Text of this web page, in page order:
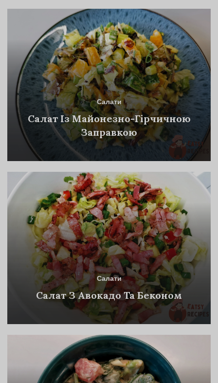
Салати
Салат Із Майонезно-Гірчичною
Заправкою
Салати
Салат З Авокадо Та Беконом